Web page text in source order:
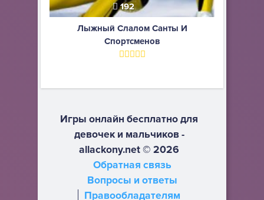
192
Лыжный Слалом Санты И
Спортсменов
Игры онлайн бесплатно для
девочек и мальчиков -
allackony.net © 2026
Обратная связь
Вопросы и ответы
Правообладателям